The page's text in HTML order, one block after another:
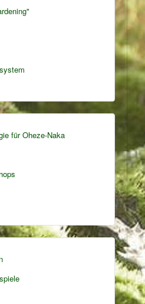
für Oheze-Naka